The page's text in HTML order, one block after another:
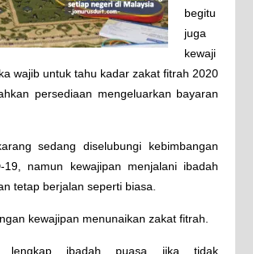
begitu
juga
kewaji
wajib untuk tahu kadar zakat fitrah 2020
persediaan mengeluarkan bayaran
sedang diselubungi kebimbangan
19, namun kewajipan menjalani ibadah
tetap berjalan seperti biasa.
kewajipan menunaikan zakat fitrah.
lengkap ibadah puasa jika tidak